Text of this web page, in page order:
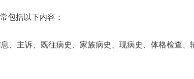
包括以下内容：
、主诉、既往病史、家族病史、现病史、体格检查、